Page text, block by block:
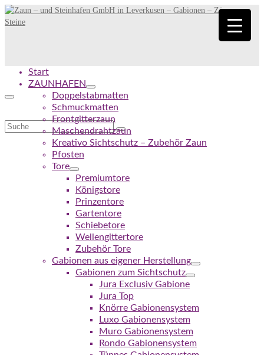
Suche
Start
ZAUNHAFEN
Doppelstabmatten
Schmuckmatten
Frontgitterzaun
Maschendrahtzaun
Kreativo Sichtschutz – Zubehör Zaun
Pfosten
Tore
Premiumtore
Königstore
Prinzentore
Gartentore
Schiebetore
Wellengittertore
Zubehör Tore
Gabionen aus eigener Herstellung
Gabionen zum Sichtschutz
Jura Exclusiv Gabione
Jura Top
Knörre Gabionensystem
Luxo Gabionensystem
Muro Gabionensystem
Rondo Gabionensystem